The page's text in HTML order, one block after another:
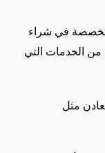
في شراء
الخدمات التي
مثل